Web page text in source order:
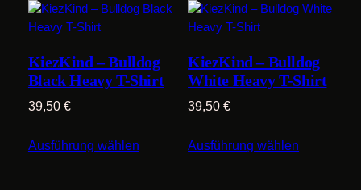
KiezKind – Bulldog
Black Heavy T-Shirt
39,50 €
Ausführung wählen
KiezKind – Bulldog
White Heavy T-Shirt
39,50€
Ausführung wählen